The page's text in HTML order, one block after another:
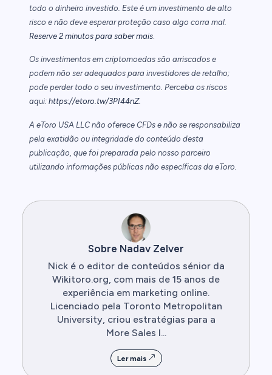
todo o dinheiro investido. Este é um investimento de alto
risco e não deve esperar proteção caso algo corra mal.
Reserve 2 minutos para saber mais.
Os investimentos em criptomoedas são arriscados e
podem não ser adequados para investidores de retalho;
pode perder todo o seu investimento. Perceba os riscos
aqui: https://etoro.tw/3PI44nZ.
A eToro USA LLC não oferece CFDs e não se responsabiliza
pela exatidão ou integridade do conteúdo desta
publicação, que foi preparada pelo nosso parceiro
utilizando informações públicas não específicas da eToro.
Sobre Nadav Zelver
Nick é o editor de conteúdos sénior da
Wikitoro.org, com mais de 15 anos de
experiência em marketing online.
Licenciado pela Toronto Metropolitan
University, criou estratégias para a
More Sales I...
Ler mais